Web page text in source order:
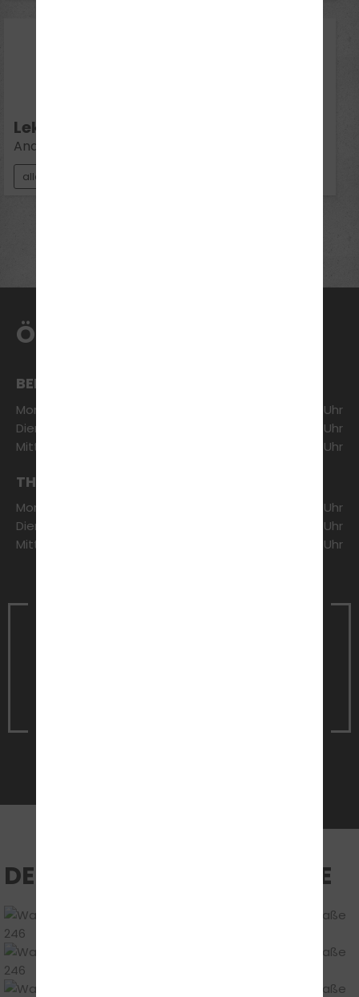
Lektion 8:
Andere Verkehrsteilnehmer
alle Klassen
ÖFFNUNGSZEITEN
BERATUNG & ANMELDUNG
Montag:
17:00 - 19:00 Uhr
Dienstag:
17:00 - 19:00 Uhr
Mittwoch:
17:00 - 19:00 Uhr
THEORETISCHER UNTERRICHT
Montag:
19:00 - 20:30 Uhr
Dienstag:
19:00 - 20:30 Uhr
Mittwoch:
19:00 - 20:30 Uhr
DEINE UNTERRICHTSRÄUME